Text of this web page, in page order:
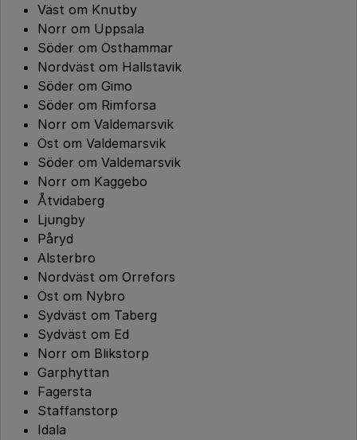
Väst om Knutby
Norr om Uppsala
Söder om Östhammar
Nordväst om Hallstavik
Söder om Gimo
Söder om Rimforsa
Norr om Valdemarsvik
Öst om Valdemarsvik
Söder om Valdemarsvik
Norr om Kaggebo
Åtvidaberg
Ljungby
Påryd
Alsterbro
Nordväst om Orrefors
Öst om Nybro
Sydväst om Taberg
Sydväst om Ed
Norr om Blikstorp
Garphyttan
Fagersta
Staffanstorp
Idala